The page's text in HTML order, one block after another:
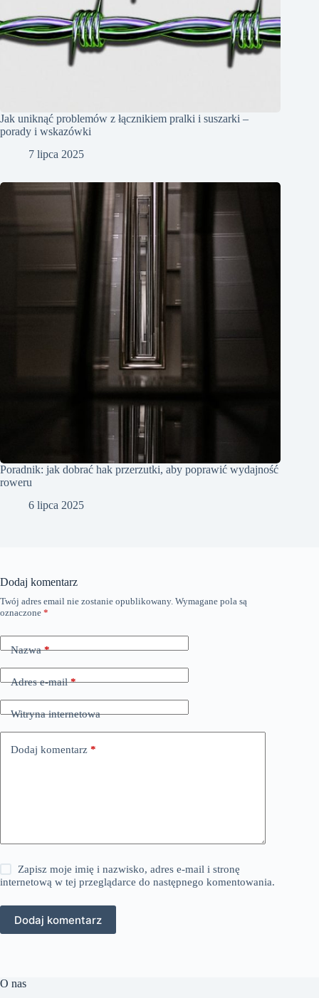
Jak uniknąć problemów z łącznikiem pralki i suszarki –
porady i wskazówki
7 lipca 2025
Poradnik: jak dobrać hak przerzutki, aby poprawić wydajność
roweru
6 lipca 2025
Dodaj komentarz
Twój adres email nie zostanie opublikowany. Wymagane pola są
oznaczone *
Nazwa*
Adres e-mail*
Witryna internetowa
Dodaj komentarz *
Zapisz moje imię i nazwisko, adres e-mail i stronę
internetową w tej przeglądarce do następnego komentowania.
Dodaj komentarz
O nas